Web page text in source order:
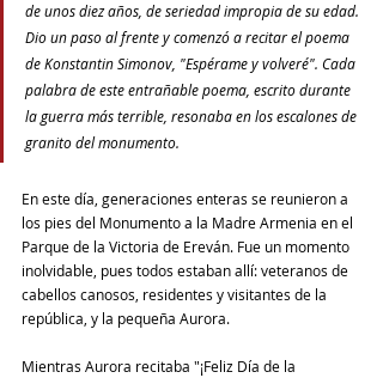
de unos diez años, de seriedad impropia de su edad.
Dio un paso al frente y comenzó a recitar el poema
de Konstantin Simonov, "Espérame y volveré". Cada
palabra de este entrañable poema, escrito durante
la guerra más terrible, resonaba en los escalones de
granito del monumento.
En este día, generaciones enteras se reunieron a
los pies del Monumento a la Madre Armenia en el
Parque de la Victoria de Ereván. Fue un momento
inolvidable, pues todos estaban allí: veteranos de
cabellos canosos, residentes y visitantes de la
república, y la pequeña Aurora.
Mientras Aurora recitaba "¡Feliz Día de la